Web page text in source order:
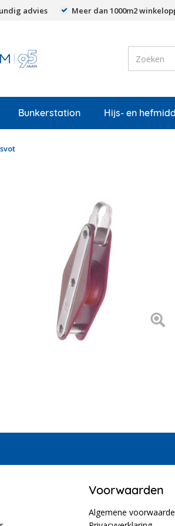
advies Meer dan 1000m2
Bunkerstation Hijs- en
Voorwaarden
Algemene